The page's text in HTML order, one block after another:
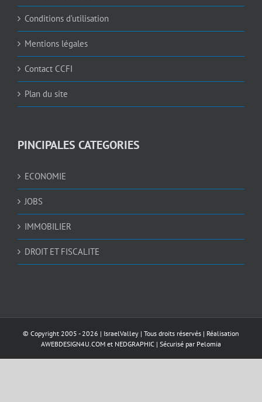
Conditions d’utilisation
Mentions légales
Contact CCFI
Plan du site
PINCIPALES CATEGORIES
ECONOMIE
JOBS
IMMOBILIER
DROIT ET FISCALITE
© Copyright 2005 -2026 | IsraelValley | Tous droits réservés | Réalisation
AWEBDESIGN4U.COM et NEDGRAPHIC | Sécurisé par Pelomia